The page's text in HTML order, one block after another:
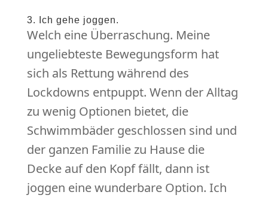
3. Ich gehe joggen.
Welch eine Überraschung. Meine
ungeliebteste Bewegungsform hat
sich als Rettung während des
Lockdowns entpuppt. Wenn der Alltag
zu wenig Optionen bietet, die
Schwimmbäder geschlossen sind und
der ganzen Familie zu Hause die
Decke auf den Kopf fällt, dann ist
joggen eine wunderbare Option. Ich